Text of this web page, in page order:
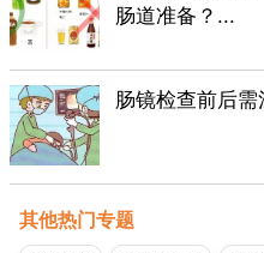
肠道准备？...
肠镜检查前后
其他热门专题